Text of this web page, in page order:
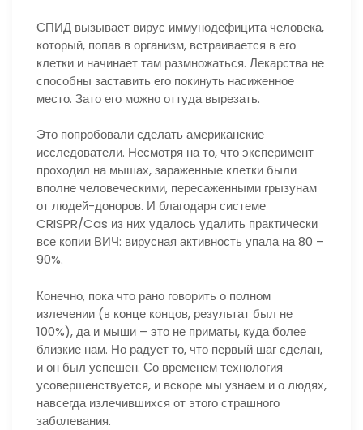
СПИД вызывает вирус иммунодефицита человека,
который, попав в организм, встраивается в его
клетки и начинает там размножаться. Лекарства не
способны заставить его покинуть насиженное
место. Зато его можно оттуда вырезать.
Это попробовали сделать американские
исследователи. Несмотря на то, что эксперимент
проходил на мышах, зараженные клетки были
вполне человеческими, пересаженными грызунам
от людей-доноров. И благодаря системе
CRISPR/Cas из них удалось удалить практически
все копии ВИЧ: вирусная активность упала на 80 –
90%.
Конечно, пока что рано говорить о полном
излечении (в конце концов, результат был не
100%), да и мыши – это не приматы, куда более
близкие нам. Но радует то, что первый шаг сделан,
и он был успешен. Со временем технология
усовершенствуется, и вскоре мы узнаем и о людях,
навсегда излечившихся от этого страшного
заболевания.